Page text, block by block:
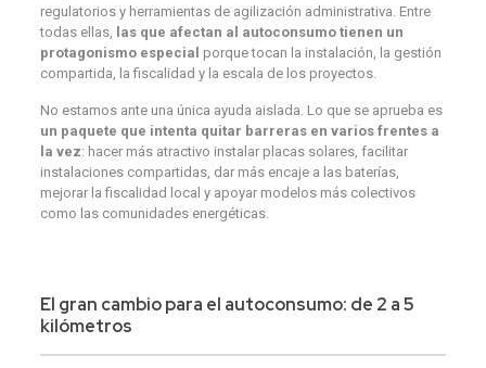
regulatorios y herramientas de agilización administrativa. Entre
todas ellas,
las que afectan al autoconsumo tienen un
protagonismo especial porque tocan la instalación, la gestión
compartida, la fiscalidad y la escala de los proyectos.
No estamos ante una única ayuda aislada. Lo que se aprueba es
un paquete que intenta quitar barreras en varios frentes a
la vez: hacer más atractivo instalar placas solares, facilitar
instalaciones compartidas, dar más encaje a las baterías,
mejorar la fiscalidad local y apoyar modelos más colectivos
como las comunidades energéticas.
El gran cambio para el autoconsumo: de 2 a 5
kilómetros